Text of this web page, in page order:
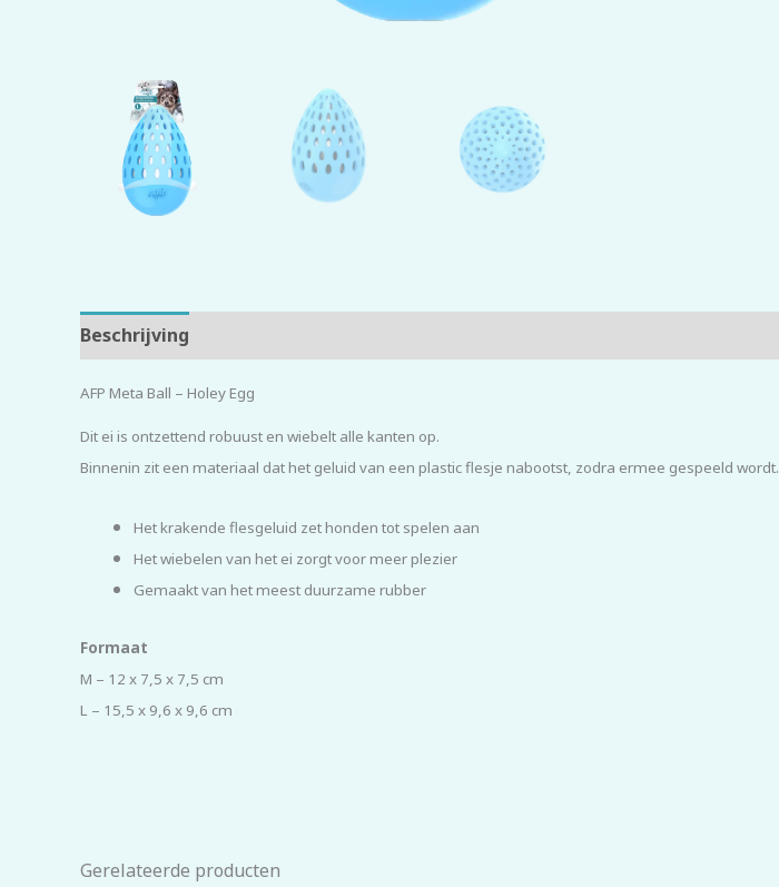
Beschrijving
AFP Meta Ball – Holey Egg
Dit ei is ontzettend robuust en wiebelt alle kanten op.
Binnenin zit een materiaal dat het geluid van een plastic flesje nabootst, zodra ermee gespeeld wordt.
Het krakende flesgeluid zet honden tot spelen aan
Het wiebelen van het ei zorgt voor meer plezier
Gemaakt van het meest duurzame rubber
Formaat
M – 12 x 7,5 x 7,5 cm
L – 15,5 x 9,6 x 9,6 cm
Gerelateerde producten